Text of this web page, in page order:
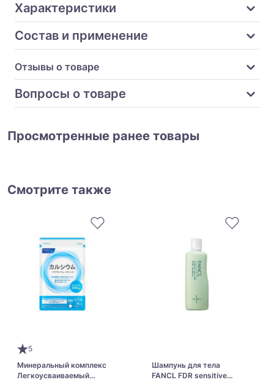
Характеристики
Состав и применение
Отзывы о товаре
Вопросы о товаре
Просмотренные ранее товары
Смотрите также
5
Минеральный комплекс
Легкоусваиваемый
Шампунь для тела
FANCL FDR sensitive